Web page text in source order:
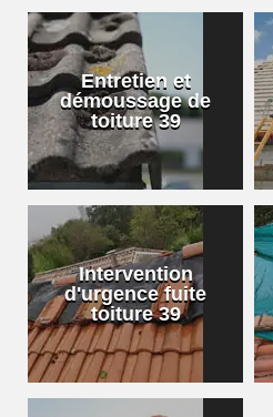
Entretien et
démoussage de
toiture 39
Intervention
d'urgence fuite
toiture 39